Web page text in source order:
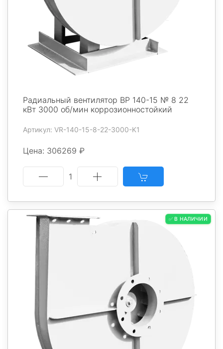
Радиальный вентилятор ВР 140-15 № 8 22
кВт 3000 об/мин коррозионностойкий
Артикул: VR-140-15-8-22-3000-K1
Цена: 306269 ₽
1
✅ В НАЛИЧИИ